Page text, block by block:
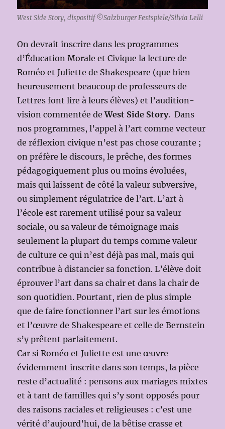
West Side Story, dispositif ©Salzburger Festspiele/Silvia Lelli
On devrait inscrire dans les programmes
d’Éducation Morale et Civique la lecture de
Roméo et Juliette de Shakespeare (que bien
heureusement beaucoup de professeurs de
Lettres font lire à leurs élèves) et l’audition-
vision commentée deWest Side Story. Dans
nos programmes, l’appel à l’art comme vecteur
de réflexion civique n’est pas chose courante ;
on préfère le discours, le prêche, des formes
pédagogiquement plus ou moins évoluées,
mais qui laissent de côté la valeur subversive,
ou simplement régulatrice de l’art. L’art à
l’école est rarement utilisé pour sa valeur
sociale, ou sa valeur de témoignage mais
seulement la plupart du temps comme valeur
de culture ce qui n’est déjà pas mal, mais qui
contribue à distancier sa fonction. L’élève doit
éprouver l’art dans sa chair et dans la chair de
son quotidien. Pourtant, rien de plus simple
que de faire fonctionner l’art sur les émotions
et l’œuvre de Shakespeare et celle de Bernstein
s’y prêtent parfaitement.
Car siRoméo et Juliette est une œuvre
évidemment inscrite dans son temps, la pièce
reste d’actualité : pensons aux mariages mixtes
et à tant de familles qui s’y sont opposés pour
des raisons raciales et religieuses : c’est une
vérité d’aujourd’hui, de la bêtise crasse et